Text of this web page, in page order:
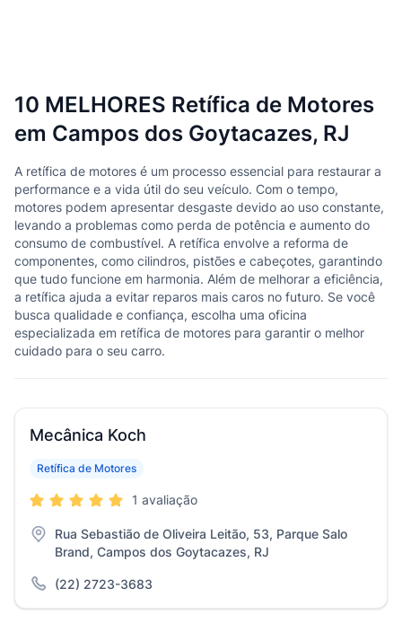
10 MELHORES Retífica de Motores
em Campos dos Goytacazes, RJ
A retífica de motores é um processo essencial para restaurar a
performance e a vida útil do seu veículo. Com o tempo,
motores podem apresentar desgaste devido ao uso constante,
levando a problemas como perda de potência e aumento do
consumo de combustível. A retífica envolve a reforma de
componentes, como cilindros, pistões e cabeçotes, garantindo
que tudo funcione em harmonia. Além de melhorar a eficiência,
a retífica ajuda a evitar reparos mais caros no futuro. Se você
busca qualidade e confiança, escolha uma oficina
especializada em retífica de motores para garantir o melhor
cuidado para o seu carro.
Mecânica Koch
Retífica de Motores
1 avaliação
Rua Sebastião de Oliveira Leitão, 53, Parque Salo
Brand, Campos dos Goytacazes, RJ
(22) 2723-3683